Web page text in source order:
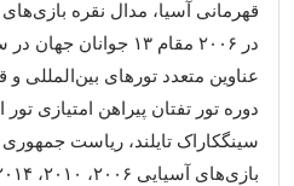
قهرمانی آسیا، مدال نقره بازی
در ۲۰۰۶ مقام ۱۳ جوانان جهان در
عناوین متعدد تور های بین المللی و
دوره تور تفتان پیراهن امتیازی تور
سینگکاراک تایلند، ریاست
بازیهای آسیایی ۲۰۰۶، ۲۰۱۰،